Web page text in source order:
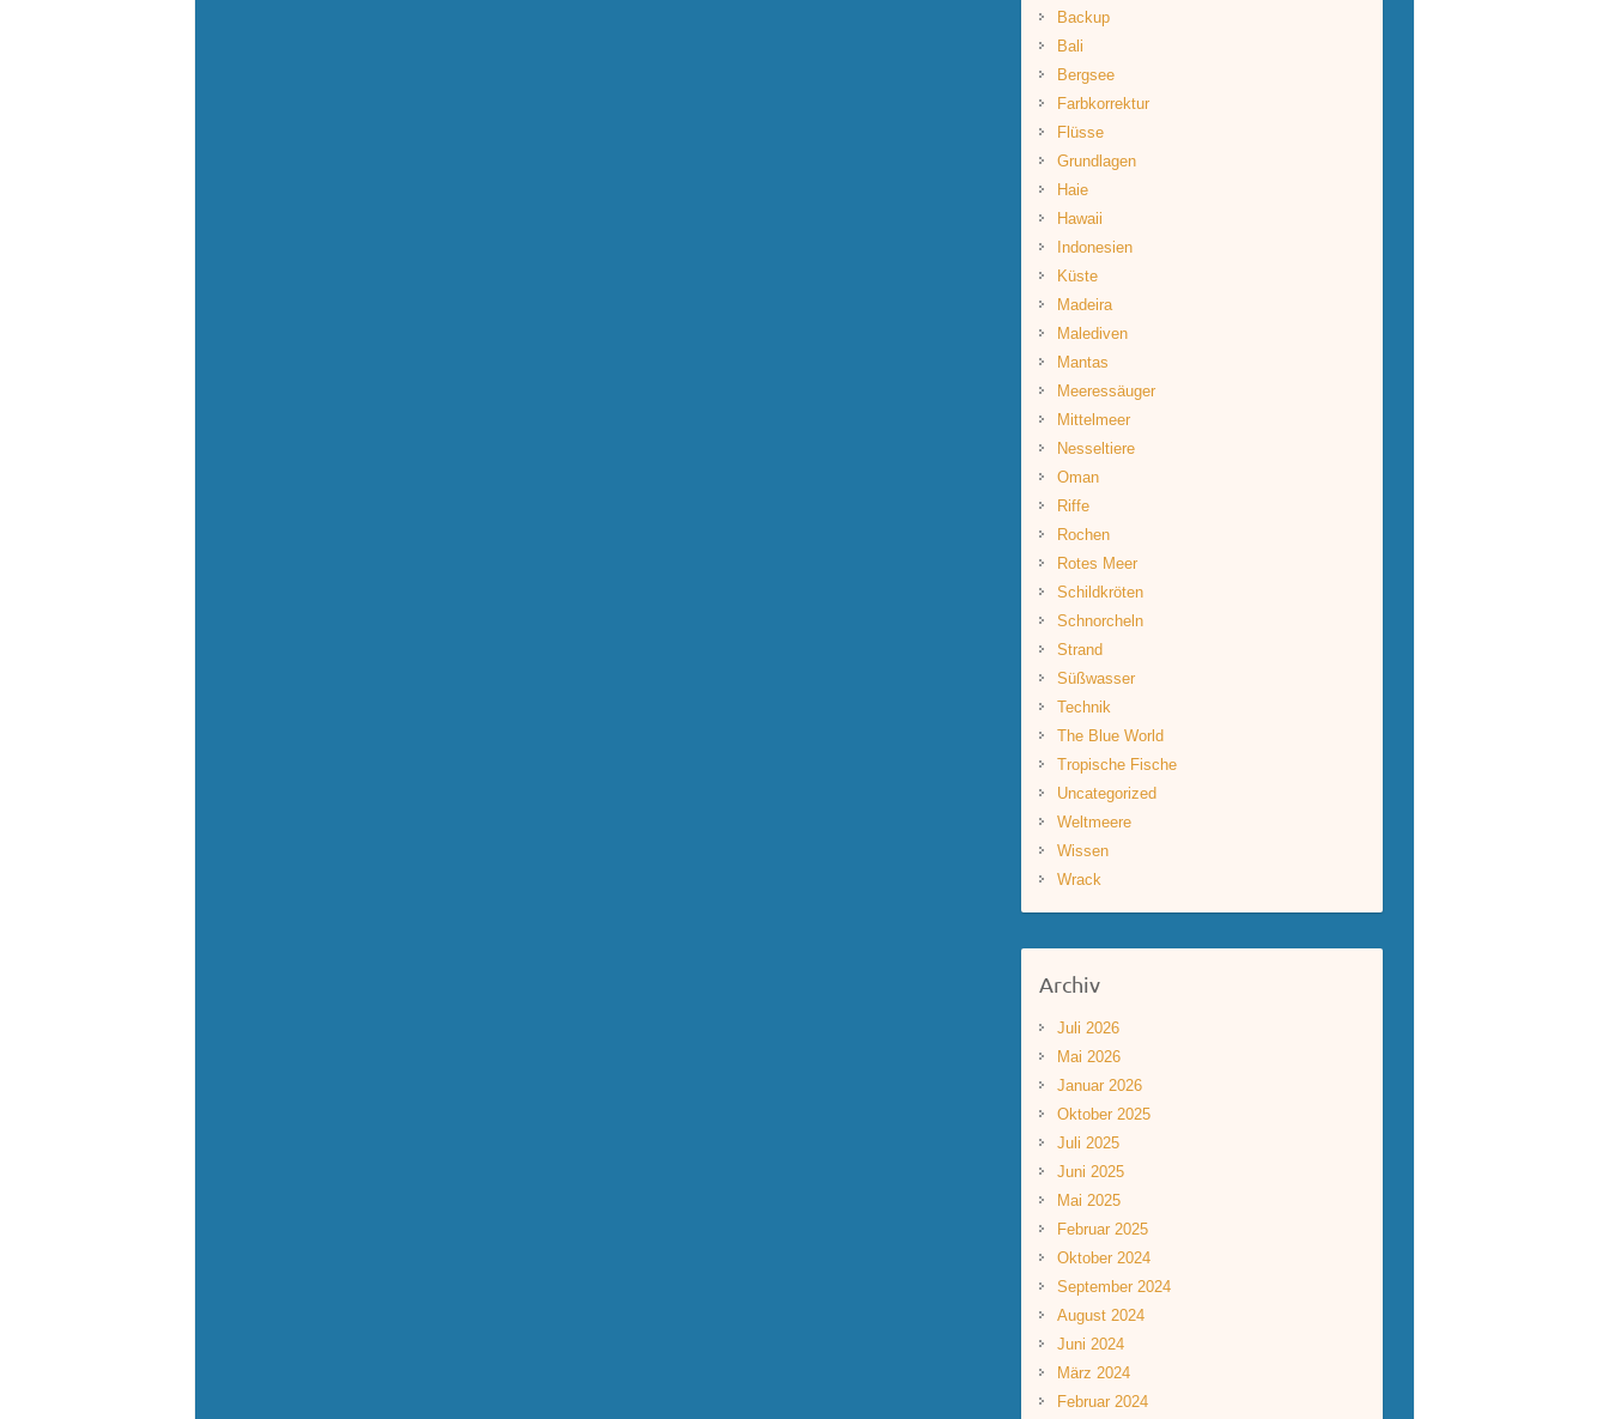
Backup
Bali
Bergsee
Farbkorrektur
Flüsse
Grundlagen
Haie
Hawaii
Indonesien
Küste
Madeira
Malediven
Mantas
Meeressäuger
Mittelmeer
Nesseltiere
Oman
Riffe
Rochen
Rotes Meer
Schildkröten
Schnorcheln
Strand
Süßwasser
Technik
The Blue World
Tropische Fische
Uncategorized
Weltmeere
Wissen
Wrack
Archiv
Juli 2026
Mai 2026
Januar 2026
Oktober 2025
Juli 2025
Juni 2025
Mai 2025
Februar 2025
Oktober 2024
September 2024
August 2024
Juni 2024
März 2024
Februar 2024